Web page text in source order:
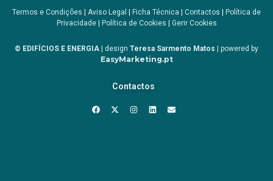
Termos e Condições Aviso Legal Ficha Técnica Contactos
Política de
Privacidade| Política de Cookies Gerir Cookies
© EDIFÍCIOS E ENERGIA | design Teresa Sarmento Matos | powered by
EasyMarketing.pt
Contactos